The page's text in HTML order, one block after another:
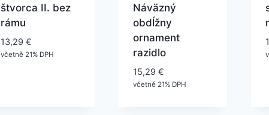
štvorca II. bez
rámu
13,29 €
včetně 21% DPH
Náväzný
obdĺžny
ornament
razidlo
15,29 €
včetně 21% DPH